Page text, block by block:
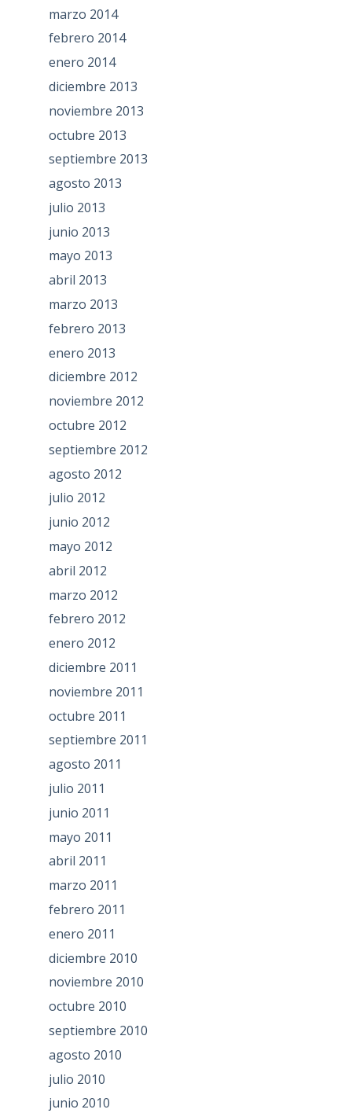
marzo 2014
febrero 2014
enero 2014
diciembre 2013
noviembre 2013
octubre 2013
septiembre 2013
agosto 2013
julio 2013
junio 2013
mayo 2013
abril 2013
marzo 2013
febrero 2013
enero 2013
diciembre 2012
noviembre 2012
octubre 2012
septiembre 2012
agosto 2012
julio 2012
junio 2012
mayo 2012
abril 2012
marzo 2012
febrero 2012
enero 2012
diciembre 2011
noviembre 2011
octubre 2011
septiembre 2011
agosto 2011
julio 2011
junio 2011
mayo 2011
abril 2011
marzo 2011
febrero 2011
enero 2011
diciembre 2010
noviembre 2010
octubre 2010
septiembre 2010
agosto 2010
julio 2010
junio 2010